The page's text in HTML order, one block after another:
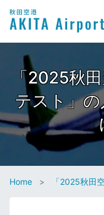
「2025秋
テスト」
Home 「2025秋田空港